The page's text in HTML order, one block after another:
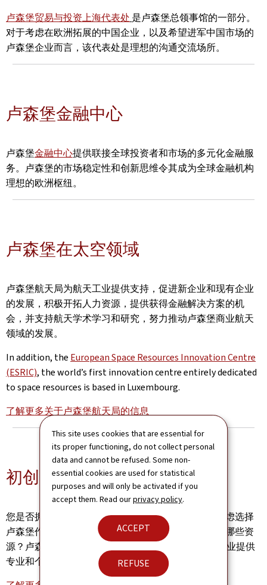
This site uses cookies that are essential for
its proper functioning, do not collect personal
data and cannot be refused. Some non-
essential cookies are used for statistical
purposes and will only be activated if you
accept them. Read ourprivacy policy.
ACCEPT
REFUSE
卢森堡贸易与投资上海代表处 是卢森堡总领事馆的一部分。
对于考虑在欧洲拓展的中国企业，以及希望进军中国市场的
卢森堡企业而言，该代表处是理想的沟通交流场所。
卢森堡金融中心
卢森堡金融中心提供联接全球投资者和市场的多元化金融服
务。卢森堡的市场稳定性和创新思维令其成为全球金融机构
理想的欧洲枢纽。
卢森堡在太空领域
卢森堡航天局为航天工业提供支持，促进新企业和现有企业
的发展，积极开拓人力资源，提供获得金融解决方案的机
会，并支持航天学术学习和研究，努力推动卢森堡商业航天
领域的发展。
In addition, the European Space Resources Innovation Centre
(ESRIC), the world’s first innovation centre entirely dedicated
to space resources is based in Luxembourg.
了解更多关于卢森堡航天局的信息
初创企业服务
您是否拥有创新商业理念并希望付诸实践？您是否考虑选择
卢森堡作为创业地，并想知道卢森堡大公国可以提供哪些资
源？卢森堡创新署（Luxinnovation）为创新型初创企业提供
专业和个性化的支持。